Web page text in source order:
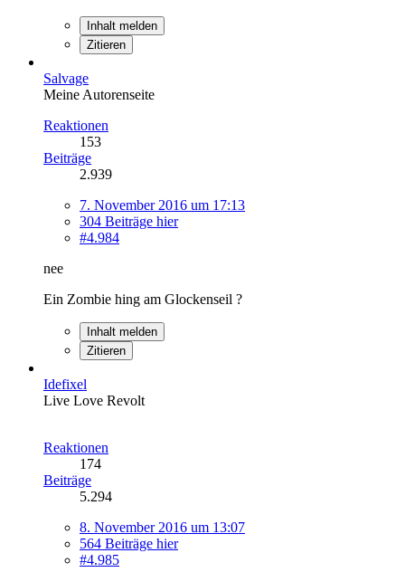
Inhalt melden
Zitieren
Salvage
Meine Autorenseite
Reaktionen
153
Beiträge
2.939
7. November 2016 um 17:13
304 Beiträge hier
#4.984
nee
Ein Zombie hing am Glockenseil ?
Inhalt melden
Zitieren
Idefixel
Live Love Revolt
Reaktionen
174
Beiträge
5.294
8. November 2016 um 13:07
564 Beiträge hier
#4.985